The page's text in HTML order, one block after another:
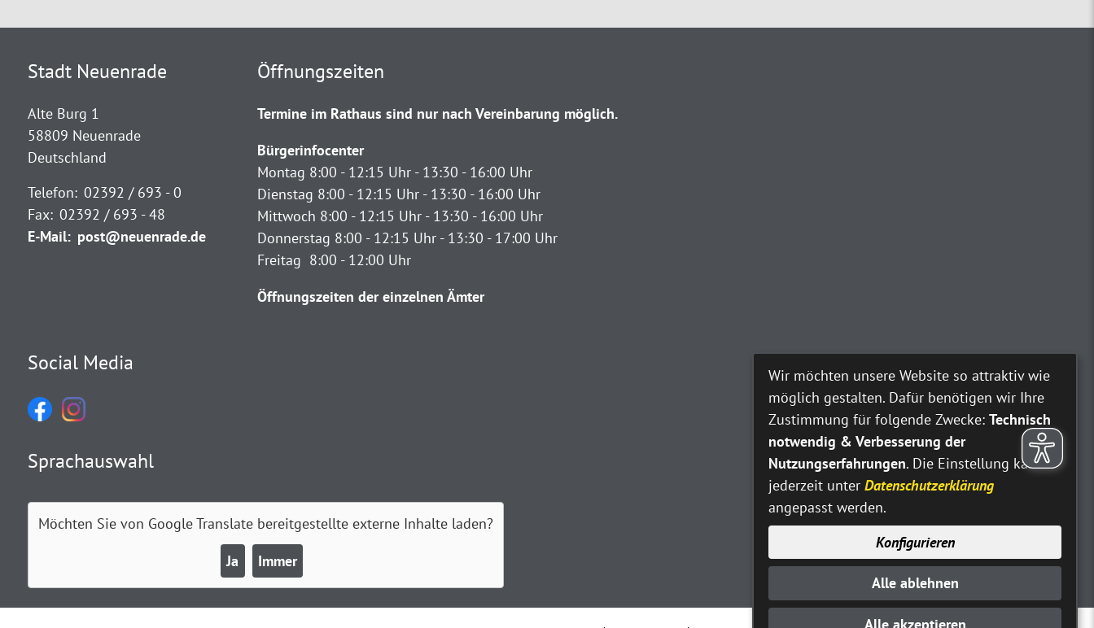
Stadt Neuenrade
Alte Burg 1
58809 Neuenrade
Deutschland
Telefon: 02392 / 693 - 0
Fax: 02392 / 693 - 48
E-Mail: post@neuenrade.de
Öffnungszeiten
Termine im Rathaus sind nur nach Vereinbarung möglich.
Bürgerinfocenter
Montag 8:00 - 12:15 Uhr - 13:30 - 16:00 Uhr
Dienstag 8:00 - 12:15 Uhr - 13:30 - 16:00 Uhr
Mittwoch 8:00 - 12:15 Uhr - 13:30 - 16:00 Uhr
Donnerstag 8:00 - 12:15 Uhr - 13:30 - 17:00 Uhr
Freitag 8:00 - 12:00 Uhr
Öffnungszeiten der einzelnen Ämter
Social Media
Sprachauswahl
Möchten Sie von Google Translatebereitgestellte externe Inhalte laden?
Ja Immer
Wir möchten unsere Website so attraktiv wie
möglich gestalten. Dafür benötigen wir Ihre
Zustimmung für folgende Zwecke: Technisch
notwendig & Verbesserung der
Nutzungserfahrungen. Die Einstellung kann
jederzeit unter Datenschutzerklärung
angepasst werden.
Konfigurieren
Alle ablehnen
Alle akzeptieren